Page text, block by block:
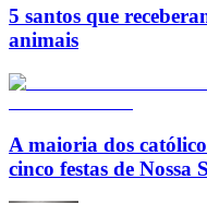
5 santos que
animais
A maioria dos
cinco festas de Nossa